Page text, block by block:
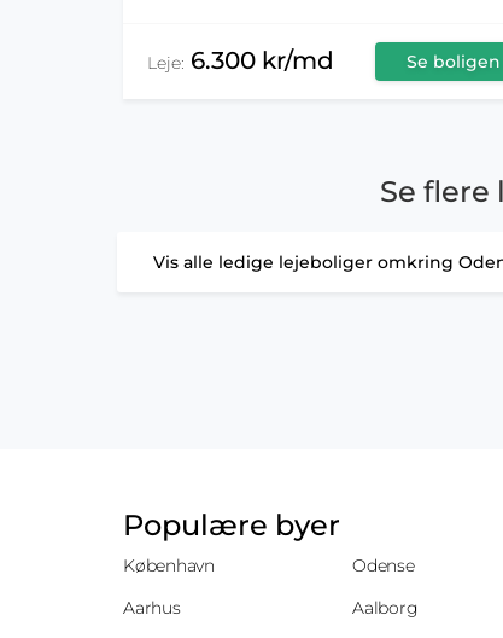
Leje: 6.300 kr/md Se boligen
Se
Vis alle ledige lejeboliger omkring
Populære byer
København Odense
Aarhus
Aalborg